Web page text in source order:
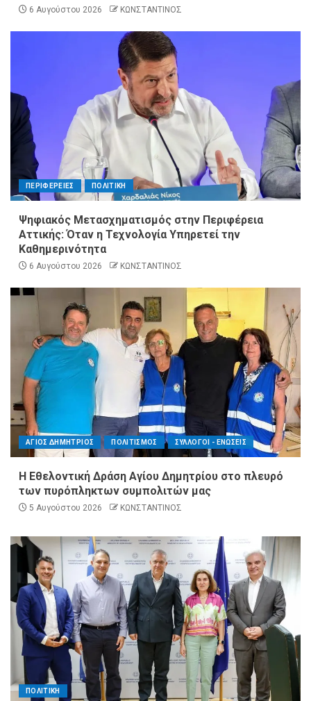
6 Αυγούστου 2026 ΚΩΝΣΤΑΝΤΙΝΟΣ
ΠΕΡΙΦΕΡΕΙΕΣ ΠΟΛΙΤΙΚΗ
Ψηφιακός Μετασχηματισμός στην Περιφέρεια
Αττικής: Όταν η Τεχνολογία Υπηρετεί την
Καθημερινότητα
6 Αυγούστου 2026 ΚΩΝΣΤΑΝΤΙΝΟΣ
ΑΓΙΟΣ ΔΗΜΗΤΡΙΟΣ ΠΟΛΙΤΙΣΜΟΣ ΣΥΛΛΟΓΟΙ - ΕΝΩΣΕΙΣ
Η Εθελοντική Δράση Αγίου Δημητρίου στο πλευρό
των πυρόπληκτων συμπολιτών μας
5 Αυγούστου 2026 ΚΩΝΣΤΑΝΤΙΝΟΣ
ΠΟΛΙΤΙΚΗ